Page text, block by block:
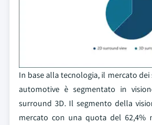
In base alla tecnologia, il mercato
automotive è segmentato in
surround 3D. Il segmento della
mercato con una quota del 62,4%